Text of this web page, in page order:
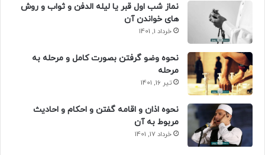
نماز شب اول قبر یا لیله الدفن و ثواب و روش
های خواندن آن
خرداد 1, 1401
نحوه وضو گرفتن بصورت کامل و مرحله به
مرحله
تیر 16, 1401
نحوه اذان و اقامه گفتن و احکام و احادیث
مربوط به آن
خرداد 17, 1401